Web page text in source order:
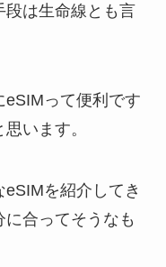
段は生命線とも言
eSIMって便利です
います。
を紹介してき
合ってそうなも